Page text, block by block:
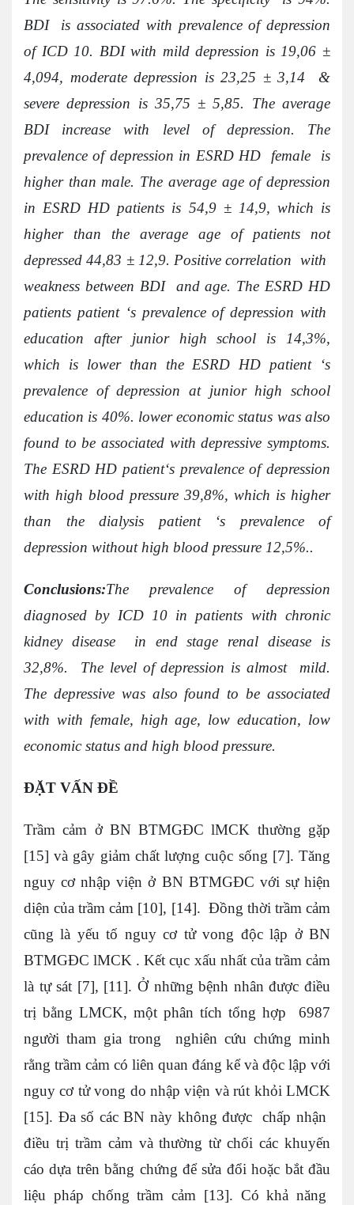
BDI is associated with prevalence of depression
of ICD 10. BDI with mild depression is 19,06 ±
4,094, moderate depression is 23,25 ± 3,14 &
severe depression is 35,75 ± 5,85. The average
BDI increase with level of depression. The
prevalence of depression in ESRD HD female is
higher than male. The average age of depression
in ESRD HD patients is 54,9 ± 14,9, which is
higher than the average age of patients not
depressed 44,83 ± 12,9. Positive correlation with
weakness between BDI and age. The ESRD HD
patients patient ‘s prevalence of depression with
education after junior high school is 14,3%,
which is lower than the ESRD HD patient ‘s
prevalence of depression at junior high school
education is 40%. lower economic status was also
found to be associated with depressive symptoms.
The ESRD HD patient‘s prevalence of depression
with high blood pressure 39,8%, which is higher
than the dialysis patient ‘s prevalence of
depression without high blood pressure 12,5%..
Conclusions:The prevalence of depression
diagnosed by ICD 10 in patients with chronic
kidney disease in end stage renal disease is
32,8%. The level of depression is almost mild.
The depressive was also found to be associated
with with female, high age, low education, low
economic status and high blood pressure.
ĐẶT VẤN ĐỀ
Trầm cảm ở BN BTMGĐC lMCK thường gặp
[15] và gây giảm chất lượng cuộc sống [7]. Tăng
nguy cơ nhập viện ở BN BTMGĐC với sự hiện
diện của trầm cảm [10], [14]. Đồng thời trầm cảm
cũng là yếu tố nguy cơ tử vong độc lập ở BN
BTMGĐC lMCK . Kết cục xấu nhất của trầm cảm
là tự sát [7], [11]. Ở những bệnh nhân được điều
trị bằng LMCK, một phân tích tổng hợp 6987
người tham gia trong nghiên cứu chứng minh
rằng trầm cảm có liên quan đáng kể và độc lập với
nguy cơ tử vong do nhập viện và rút khỏi LMCK
[15]. Đa số các BN này không được chấp nhận
điều trị trầm cảm và thường từ chối các khuyến
cáo dựa trên bằng chứng để sửa đổi hoặc bắt đầu
liệu pháp chống trầm cảm [13]. Có khả năng